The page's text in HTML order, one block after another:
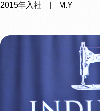
2015年入社 | M.Y